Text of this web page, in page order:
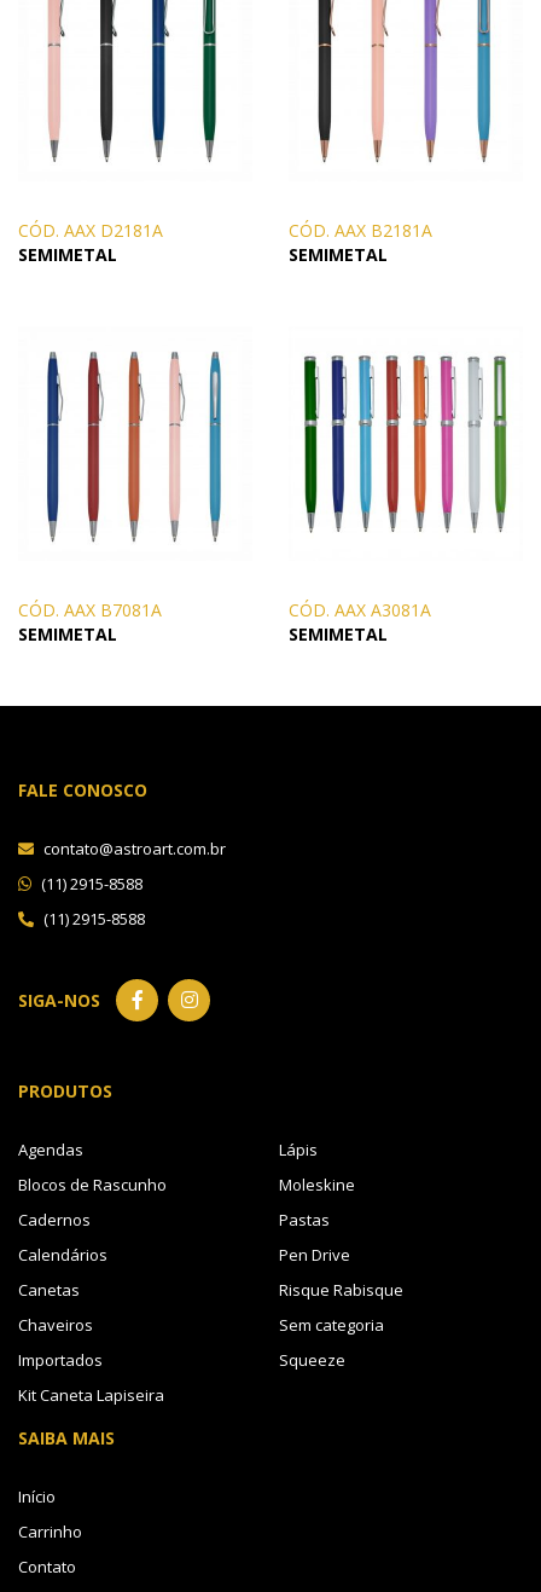
CÓD. AAX D2181A
SEMIMETAL
CÓD. AAX B2181A
SEMIMETAL
CÓD. AAX B7081A
SEMIMETAL
CÓD. AAX A3081A
SEMIMETAL
FALE CONOSCO
contato@astroart.com.br
(11) 2915-8588
(11) 2915-8588
SIGA-NOS
PRODUTOS
Agendas
Blocos de Rascunho
Cadernos
Calendários
Canetas
Chaveiros
Importados
Kit Caneta Lapiseira
Lápis
Moleskine
Pastas
Pen Drive
Risque Rabisque
Sem categoria
Squeeze
SAIBA MAIS
Início
Carrinho
Contato